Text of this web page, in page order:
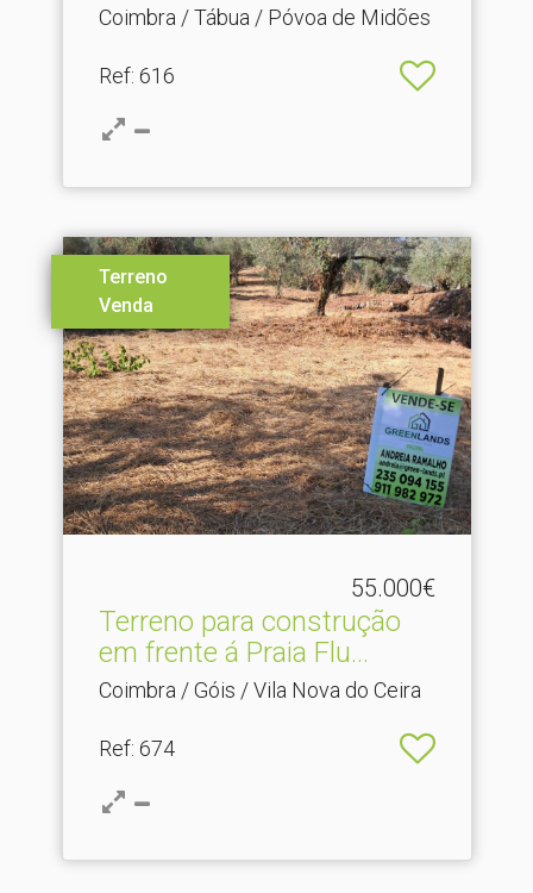
Coimbra / Tábua / Póvoa de Midões
Ref: 616
Terreno
Venda
55.000€
Terreno para construção
em frente á Praia Flu.​..
Coimbra / Góis / Vila Nova do Ceira
Ref: 674